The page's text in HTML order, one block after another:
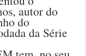
autor do
do
da Série